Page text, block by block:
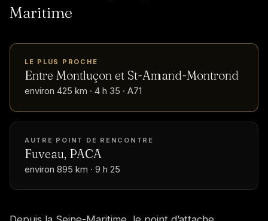
Maritime
LE PLUS PROCHE
Entre Montluçon et St-Amand-Montrond
environ 425 km · 4 h 35 · A71
AUTRE POINT DE RENCONTRE
Fuveau, PACA
environ 895 km · 9 h 25